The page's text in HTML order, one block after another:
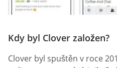
Kdy byl Clover založen?
Clover byl spuštěn v roce